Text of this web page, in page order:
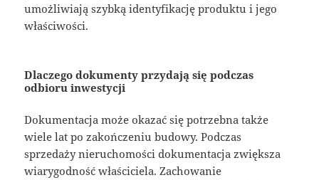
umożliwiają szybką identyfikację produktu i jego
właściwości.
Dlaczego dokumenty przydają się podczas
odbioru inwestycji
Dokumentacja może okazać się potrzebna także
wiele lat po zakończeniu budowy. Podczas
sprzedaży nieruchomości dokumentacja zwiększa
wiarygodność właściciela. Zachowanie